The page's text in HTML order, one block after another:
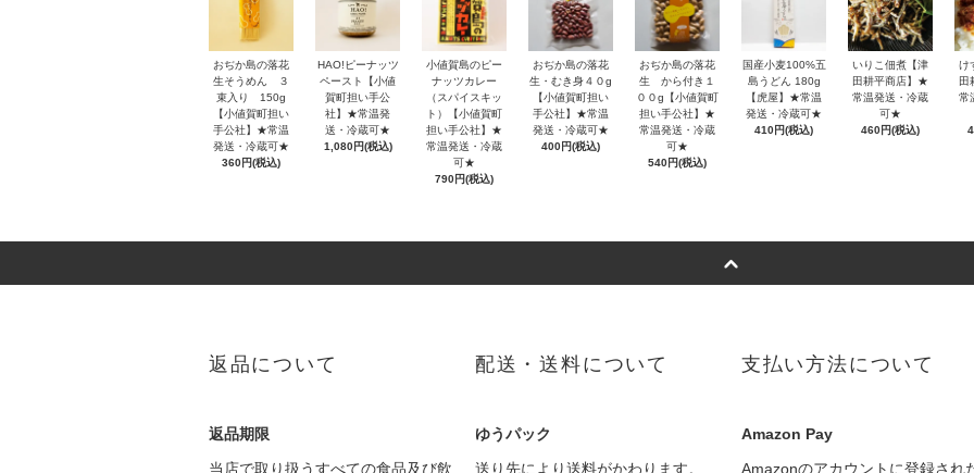
おぢか島の落花
生そうめん ３
束入り 150g
【小値賀町担い
手公社】★常温
発送・冷蔵可★
360円(税込)
HAO!ピーナッツ
ペースト【小値
賀町担い手公
社】★常温発
送・冷蔵可★
1,080円(税込)
小値賀島のピー
ナッツカレー
（スパイスキッ
ト）【小値賀町
担い手公社】★
常温発送・冷蔵
可★
790円(税込)
おぢか島の落花
生・むき身４０g
【小値賀町担い
手公社】★常温
発送・冷蔵可★
400円(税込)
おぢか島の落花
生 から付き１
００g【小値賀町
担い手公社】★
常温発送・冷蔵
可★
540円(税込)
国産小麦100%五
島うどん 180g
【虎屋】★常温
発送・冷蔵可★
410円(税込)
いりこ佃煮【津
田耕平商店】★
常温発送・冷蔵
可★
460円(税込)
け
田
常
返品について
返品期限
当店で取り扱うすべての食品及び飲
配送・送料について
ゆうパック
送り先により送料がかわります。
支払い方法について
Amazon Pay
Amazonのアカウントに登録され